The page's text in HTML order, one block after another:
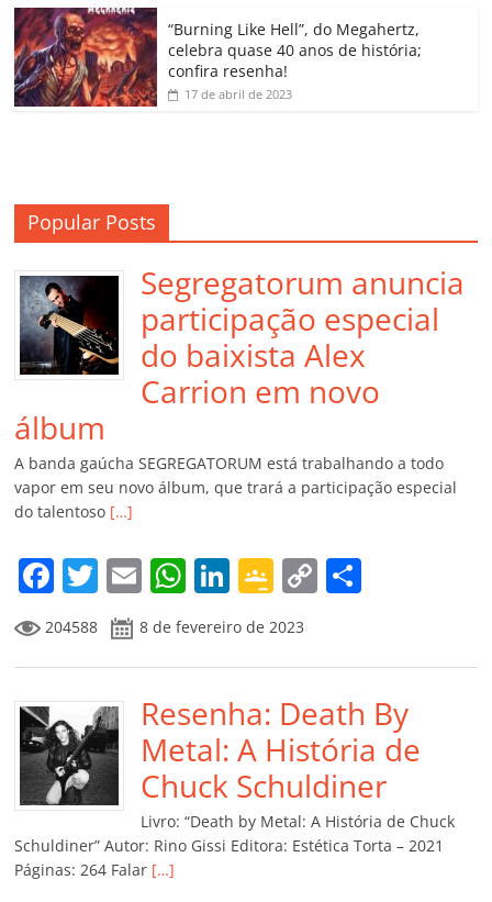
o
m
“Burning Like Hell”, do Megahertz,
celebra quase 40 anos de história;
confira resenha!
17 de abril de 2023
Popular Posts
Segregatorum anuncia
participação especial
do baixista Alex
Carrion em novo
álbum
A banda gaúcha SEGREGATORUM está trabalhando a todo
vapor em seu novo álbum, que trará a participação especial
do talentoso […]
F
a
c
e
b
o
o
k
T
w
itt
er
E
m
ai
l
W
at
s
A
p
p
Li
k
e
dI
n
G
o
o
gl
e
Cl
a
ss
ro
C
y
Li
n
k
p
ar
til
h
ar
204588 8 de fevereiro de 2023
Resenha: Death By
Metal: A História de
Chuck Schuldiner
Livro: “Death by Metal: A História de Chuck
Schuldiner” Autor: Rino Gissi Editora: Estética Torta – 2021
Páginas: 264 Falar […]